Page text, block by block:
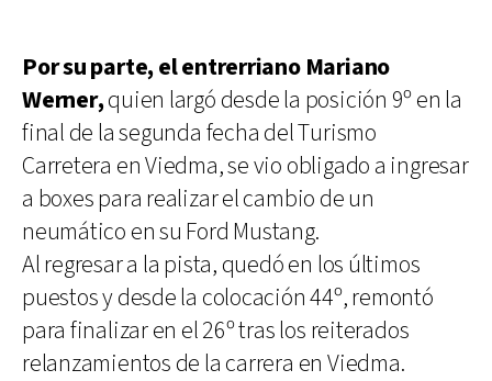
Por su parte, el entrerriano Mariano
Werner,quien largó desde la posición 9º en la
final de la segunda fecha del Turismo
Carretera en Viedma, se vio obligado a ingresar
a boxes para realizar el cambio de un
neumático en su Ford Mustang.
Al regresar a la pista, quedó en los últimos
puestos y desde la colocación 44º, remontó
para finalizar en el 26º tras los reiterados
relanzamientos de la carrera en Viedma.